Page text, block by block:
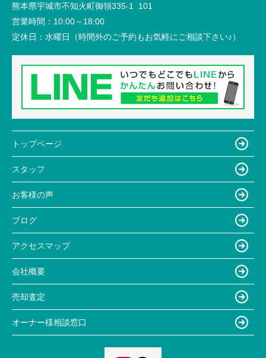
熊本県宇城市不知火町御領335-1 101
営業時間： 10:00～18:00
定休日： 水曜日（時間外のご予約もお気軽にご相談下さい♪）
トップページ
スタッフ
お客様の声
ブログ
アクセスマップ
会社概要
売却査定
オーナー様相談窓口